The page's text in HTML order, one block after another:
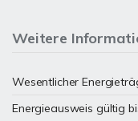
Weitere
Wesentlicher
Energieausweis gültig